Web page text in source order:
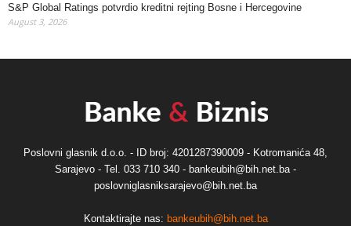
S&P Global Ratings potvrdio kreditni rejting Bosne i Hercegovine
August 3, 2026
Poslovni glasnik d.o.o. - ID broj: 4201287390009 - Kotromanića 48,
Sarajevo - Tel. 033 710 340 - bankeubih@bih.net.ba -
poslovniglasniksarajevo@bih.net.ba
Kontaktirajte nas: bankeubih@bih.net.ba